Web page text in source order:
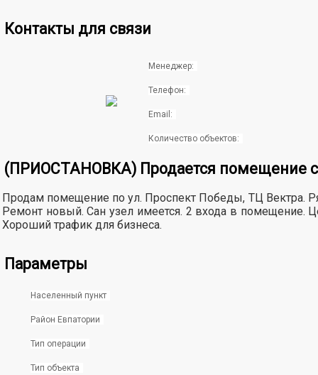
Контакты для связи
Менеджер:
Телефон:
Email:
Количество объектов:
(ПРИОСТАНОВКА) Продается помещение
Продам помещение по ул. Проспект Победы, ТЦ Вектра.
Ремонт новый. Сан узел имеется. 2 входа в помещение.
Хороший трафик для бизнеса.
Параметры
Населенный пункт
Район Евпатории
Тип операции
Тип объекта